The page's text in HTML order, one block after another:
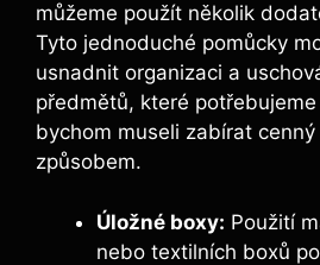
můžeme použít několik
Tyto jednoduché pomůcky
usnadnit organizaci a
předmětů, které
bychom museli zabírat
způsobem.
Úložné boxy: Použití
nebo textilních boxů